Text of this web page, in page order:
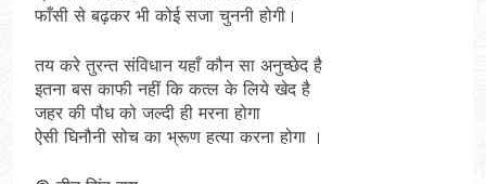
फाँसी से बढ़कर भी कोई सजा चुननी होगी।
तय करे तुरन्त संविधान यहाँ कौन सा अनुच्छेद है
इतना बस काफी नहीं कि कत्ल के लिये खेद है
जहर की पौध को जल्दी ही मरना होगा
ऐसी घिनौनी सोच का भ्रूण हत्या करना होगा ।